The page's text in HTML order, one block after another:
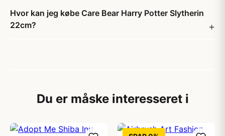
Hvor kan jeg købe Care Bear Harry Potter Slytherin
22cm?
Du er måske interesseret i